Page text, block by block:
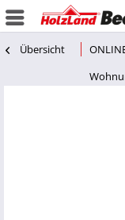
Übersicht